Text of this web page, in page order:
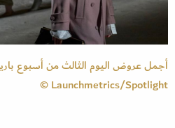
Launchmetrics/Spotlight ©